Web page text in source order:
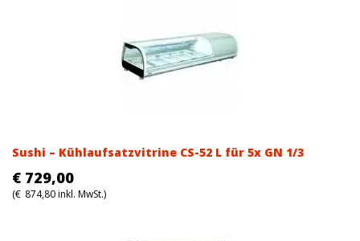
Sushi – Kühlaufsatzvitrine CS-52 L für 5x GN 1/3
€ 729,00
(€ 874,80inkl. MwSt.)